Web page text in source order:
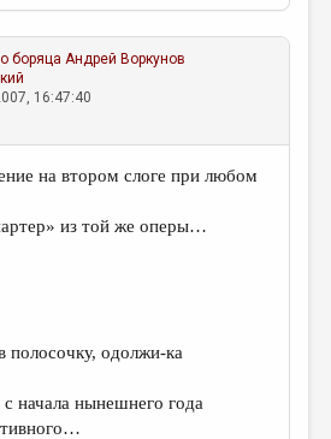
боряца Андрей Воркунов
16:47:40
на втором слоге при любом
из той же оперы…
одолжи-ка
начала нынешнего года